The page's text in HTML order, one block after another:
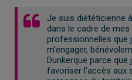
Je suis diététicienne
dans le cadre de
professionnelles que
m'engager,
Dunkerque parce
favoriser l'accès aux